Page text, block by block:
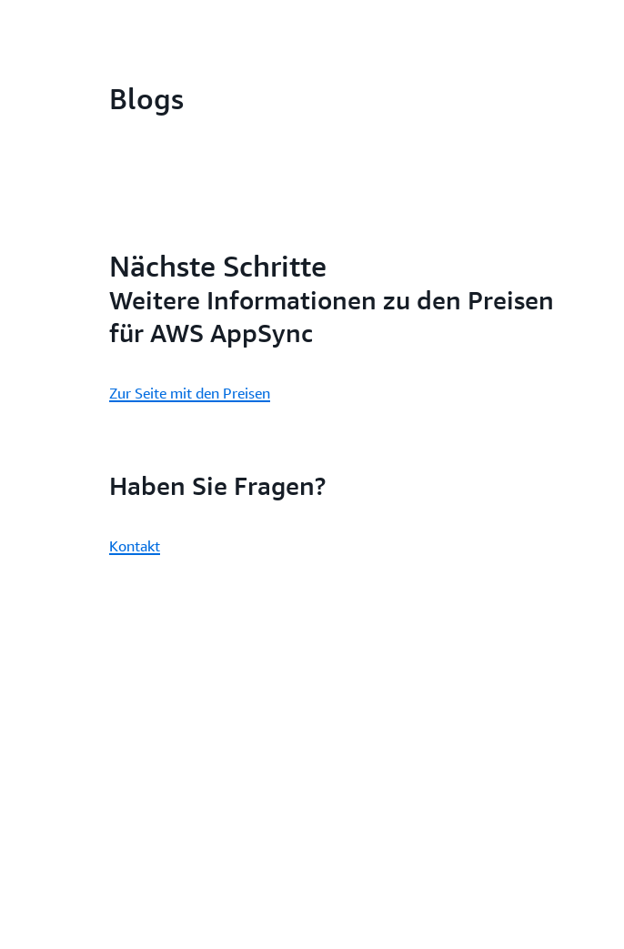
Blogs
Nächste Schritte
Weitere Informationen zu den Preisen
für AWS AppSync
Zur Seite mit den Preisen
Haben Sie Fragen?
Kontakt